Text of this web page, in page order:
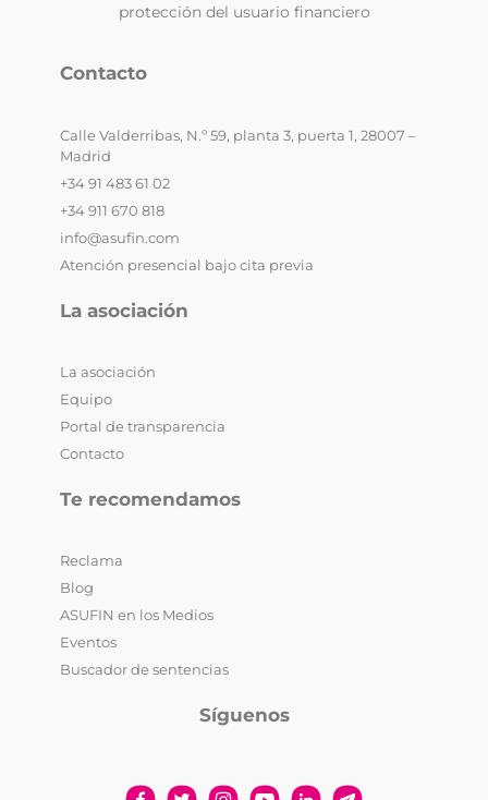
protección del usuario financiero
Contacto
Calle Valderribas, N.º 59, planta 3, puerta 1, 28007 –
Madrid
+34 91 483 61 02
+34 911 670 818
info@asufin.com
Atención presencial bajo cita previa
La asociación
La asociación
Equipo
Portal de transparencia
Contacto
Te recomendamos
Reclama
Blog
ASUFIN en los Medios
Eventos
Buscador de sentencias
Síguenos